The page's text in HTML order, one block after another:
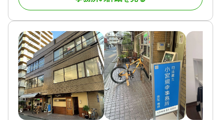
遺言書 / 遺産分割 / 相続登記 / 相続放棄 / 家族信託 /
（弁護士相談）
対応体制
土日相談可 / 初回相談無料 / 18時以降相談可 / 事務所
面談可
在籍し、どんな些細なことでも話せる身近な相談者
対応、家族信託などの生前対策も魅力です。
対応地域
神奈川県全域（藤沢市、茅ヶ崎市、寒川町、鎌倉
市、逗子市、横須賀市、平塚市、小田原市、大磯
町、二宮町、秦野市、綾瀬市 他）
対応業務
遺言書 / 遺産分割 / 生前贈与 / 相続財産調査 / 相続登